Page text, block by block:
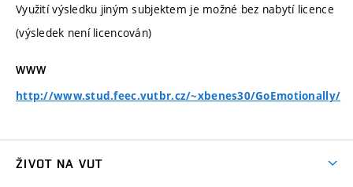
Využití výsledku jiným subjektem je možné bez nabytí licence
(výsledek není licencován)
WWW
http://www.stud.feec.vutbr.cz/~xbenes30/GoEmotionally/
ŽIVOT NA VUT